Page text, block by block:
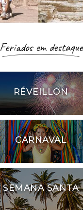
Feriados em destaque
RÉVEILLON
CARNAVAL
SEMANA SANTA